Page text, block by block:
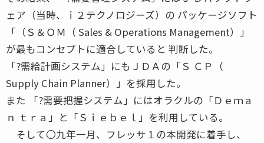
ェア（当時、ｉ２テクノロジーズ）の パッケージソフト
「（Ｓ＆ＯＭ（ Sales & Operations Management）」
が最もコンセプトに適合していると 判断した。
「?需給計画システム」にもＪＤＡの「Ｓ ＣＰ（
Supply Chain Planner）」を採用した。
また 「?需要把握システム」にはオラクルの「Ｄｅｍａ
ｎ ｔｒａ」と「Ｓｉｅｂｅｌ」を利用している。
そして〇九年一月、フレッサ１の本開発に着手し、